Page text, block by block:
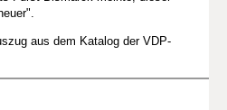
aus dem Katalog der VDP-